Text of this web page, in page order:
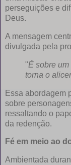
perseguições e
Deus.
A mensagem
divulgada pela
"É sobre
torna o
Essa abordagem
sobre
ressaltando o
da redenção.
Fé em meio ao
Ambientada